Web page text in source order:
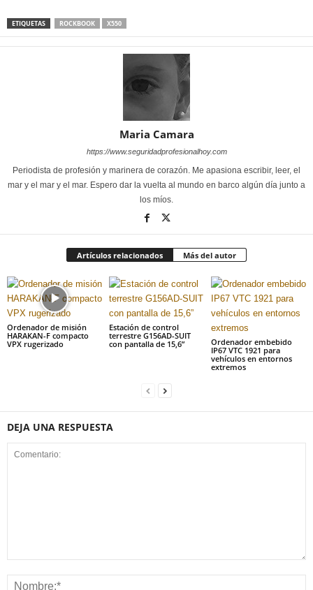
ETIQUETAS ROCKBOOK X550
Maria Camara
https://www.seguridadprofesionalhoy.com
Periodista de profesión y marinera de corazón. Me apasiona escribir, leer, el
mar y el mar y el mar. Espero dar la vuelta al mundo en barco algún día junto a
los míos.
Artículos relacionados Más del autor
Ordenador de misión
HARAKAN-F compacto
VPX rugerizado
Estación de control
terrestre G156AD-SUIT
con pantalla de 15,6”
Ordenador embebido
IP67 VTC 1921 para
vehículos en entornos
extremos
DEJA UNA RESPUESTA